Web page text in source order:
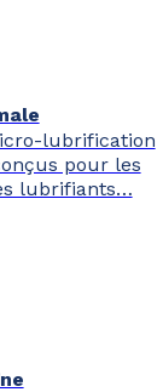
lubrification
pour les
lubrifiants…